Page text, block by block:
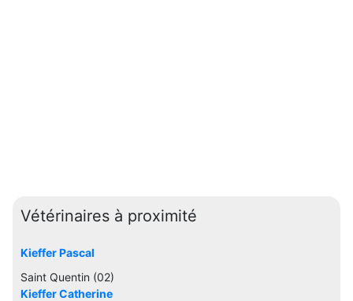
Vétérinaires à proximité
Kieffer Pascal
Saint Quentin (02)
Kieffer Catherine